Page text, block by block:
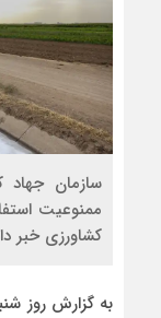
سازمان جهاد
ممنوعیت
کشاورزی خبر
به گزارش روز